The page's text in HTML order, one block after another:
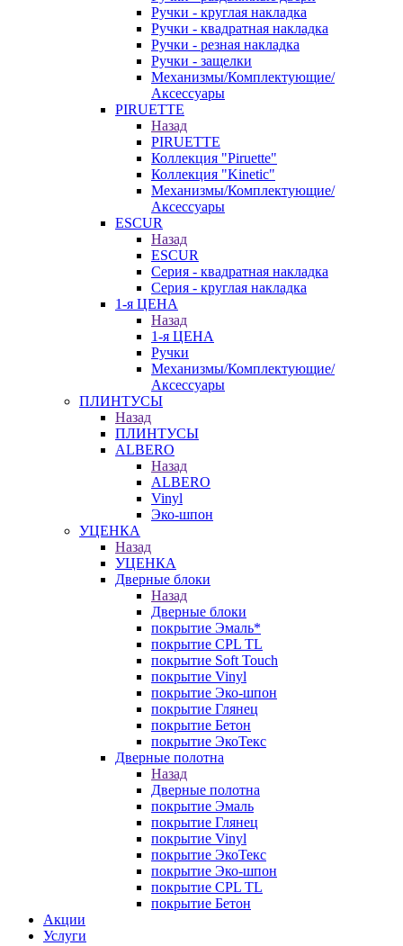
Ручки - круглая накладка
Ручки - квадратная накладка
Ручки - резная накладка
Ручки - защелки
Механизмы/Комплектующие/
Аксессуары
PIRUETTE
Назад
PIRUETTE
Коллекция "Piruette"
Коллекция "Kinetic"
Механизмы/Комплектующие/
Аксессуары
ESCUR
Назад
ESCUR
Серия - квадратная накладка
Серия - круглая накладка
1-я ЦЕНА
Назад
1-я ЦЕНА
Ручки
Механизмы/Комплектующие/
Аксессуары
ПЛИНТУСЫ
Назад
ПЛИНТУСЫ
ALBERO
Назад
ALBERO
Vinyl
Эко-шпон
УЦЕНКА
Назад
УЦЕНКА
Дверные блоки
Назад
Дверные блоки
покрытие Эмаль*
покрытие CPL TL
покрытие Soft Touch
покрытие Vinyl
покрытие Эко-шпон
покрытие Глянец
покрытие Бетон
покрытие ЭкоТекс
Дверные полотна
Назад
Дверные полотна
покрытие Эмаль
покрытие Глянец
покрытие Vinyl
покрытие ЭкоТекс
покрытие Эко-шпон
покрытие CPL TL
покрытие Бетон
Акции
Услуги